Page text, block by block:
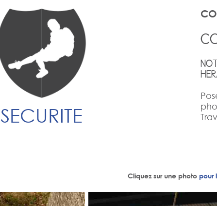
SECURITE
Cliquez sur une photo pour